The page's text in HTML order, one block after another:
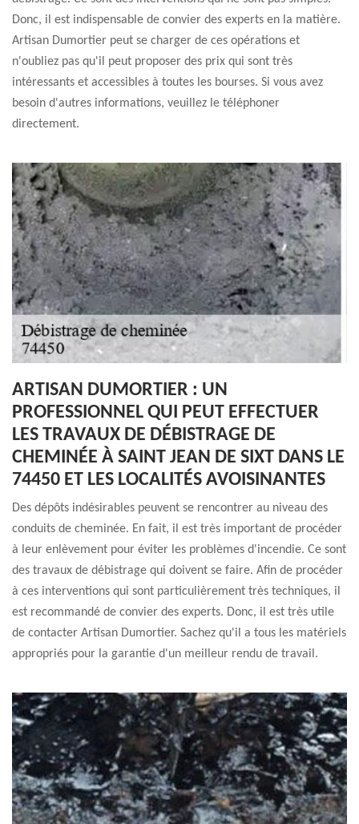
Donc, il est indispensable de convier des experts en la matière.
Artisan Dumortier peut se charger de ces opérations et
n'oubliez pas qu'il peut proposer des prix qui sont très
intéressants et accessibles à toutes les bourses. Si vous avez
besoin d'autres informations, veuillez le téléphoner
directement.
ARTISAN DUMORTIER : UN
PROFESSIONNEL QUI PEUT EFFECTUER
LES TRAVAUX DE DÉBISTRAGE DE
CHEMINÉE À SAINT JEAN DE SIXT DANS LE
74450 ET LES LOCALITÉS AVOISINANTES
Des dépôts indésirables peuvent se rencontrer au niveau des
conduits de cheminée. En fait, il est très important de procéder
à leur enlèvement pour éviter les problèmes d'incendie. Ce sont
des travaux de débistrage qui doivent se faire. Afin de procéder
à ces interventions qui sont particulièrement très techniques, il
est recommandé de convier des experts. Donc, il est très utile
de contacter Artisan Dumortier. Sachez qu'il a tous les matériels
appropriés pour la garantie d'un meilleur rendu de travail.